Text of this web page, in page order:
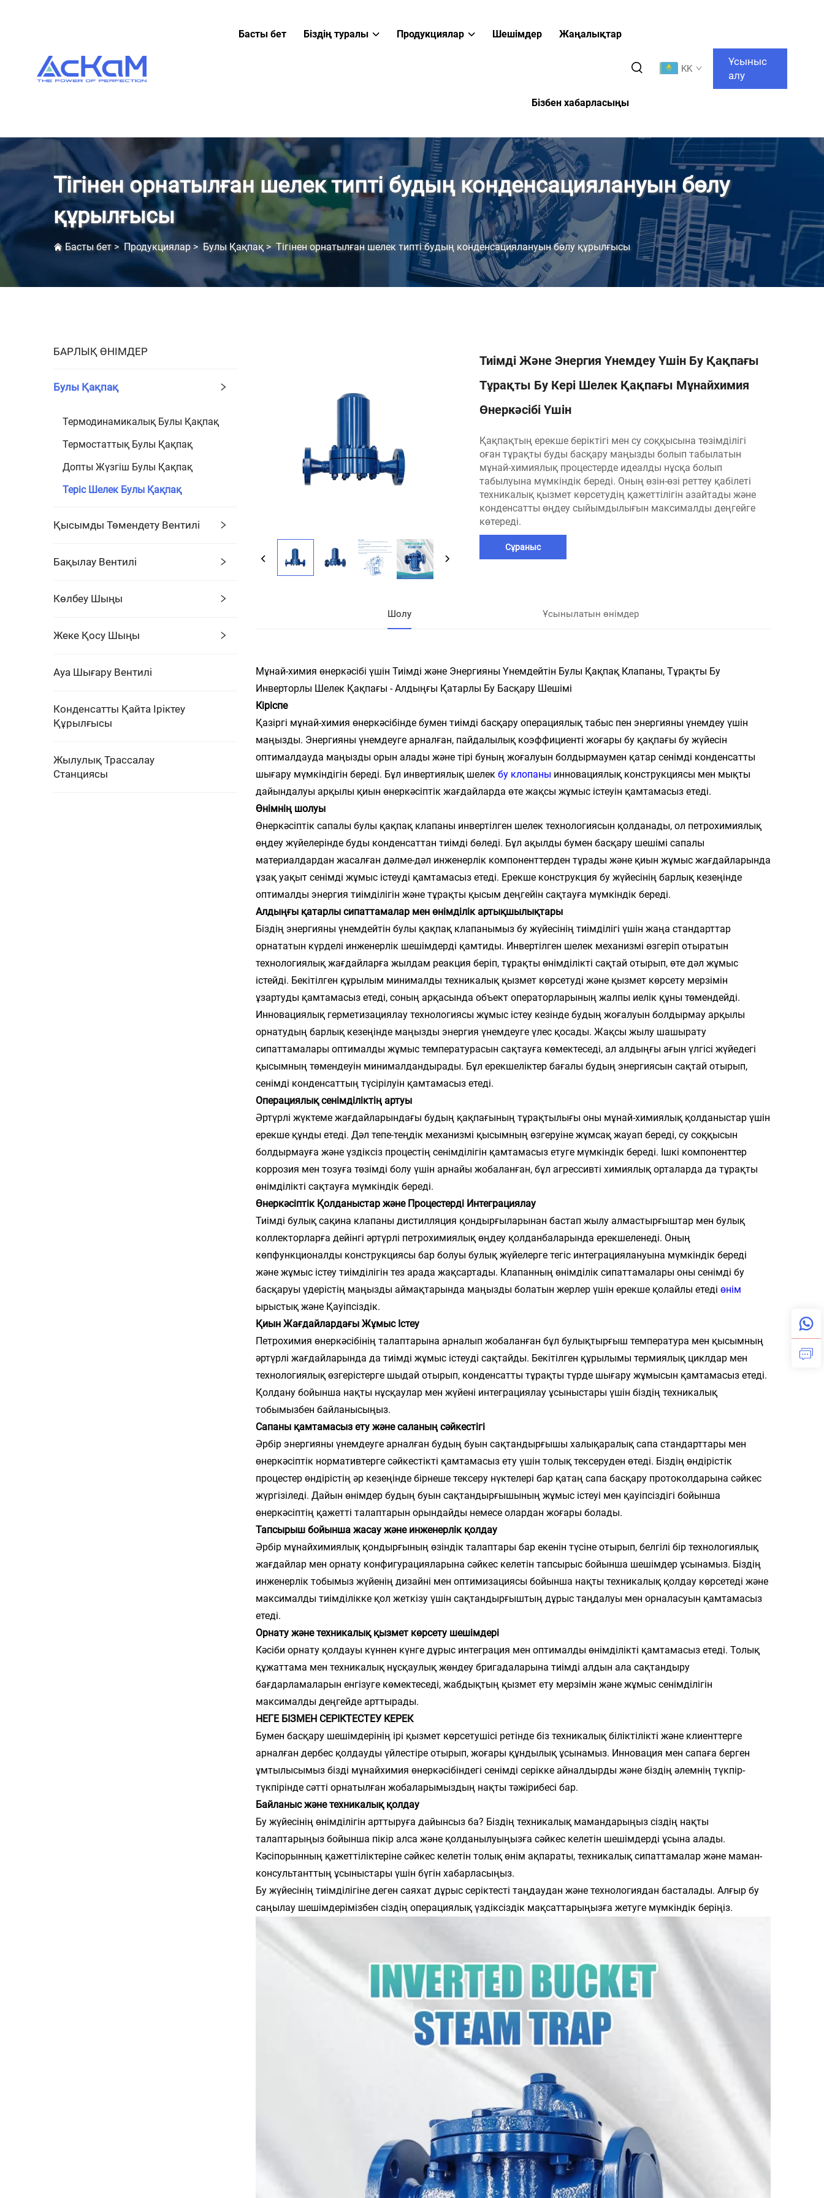
Басты бет Біздің туралы Продукциялар Шешімдер Жаңалықтар
Бізбен хабарласыңы
KK
Ұсыныс
алу
Тігінен орнатылған шелек типті будың конденсациялануын бөлу
құрылғысы
Басты бет > Продукциялар> Булы Қақпақ>Тігінен орнатылған шелек типті будың конденсациялануын бөлу құрылғысы
БАРЛЫҚ ӨНІМДЕР
Булы Қақпақ
Термодинамикалық Булы Қақпақ
Термостаттық Булы Қақпақ
Допты Жүзгіш Булы Қақпақ
Теріс Шелек Булы Қақпақ
Қысымды Төмендету Вентилі
Бақылау Вентилі
Көлбеу Шыңы
Жеке Қосу Шыңы
Ауа Шығару Вентилі
Конденсатты Қайта Іріктеу
Құрылғысы
Жылулық Трассалау
Станциясы
Тиімді Және Энергия Үнемдеу Үшін Бу Қақпағы
Тұрақты Бу Кері Шелек Қақпағы Мұнайхимия
Өнеркәсібі Үшін
Қақпақтың ерекше беріктігі мен су соққысына төзімділігі
оған тұрақты буды басқару маңызды болып табылатын
мұнай-химиялық процестерде идеалды нұсқа болып
табылуына мүмкіндік береді. Оның өзін-өзі реттеу қабілеті
техникалық қызмет көрсетудің қажеттілігін азайтады және
конденсатты өңдеу сыйымдылығын максималды деңгейге
көтереді.
Сұраныс
Шолу Ұсынылатын өнімдер
Мұнай-химия өнеркәсібі үшін Тиімді және Энергияны Үнемдейтін Булы Қақпақ Клапаны, Тұрақты Бу
Инверторлы Шелек Қақпағы - Алдыңғы Қатарлы Бу Басқару Шешімі
Кіріспе
Қазіргі мұнай-химия өнеркәсібінде бумен тиімді басқару операциялық табыс пен энергияны үнемдеу үшін
маңызды. Энергияны үнемдеуге арналған, пайдалылық коэффициенті жоғары бу қақпағы бу жүйесін
оптималдауда маңызды орын алады және тірі буның жоғалуын болдырмаумен қатар сенімді конденсатты
шығару мүмкіндігін береді. Бұл инвертиялық шелек бу клопаны инновациялық конструкциясы мен мықты
дайындалуы арқылы қиын өнеркәсіптік жағдайларда өте жақсы жұмыс істеуін қамтамасыз етеді.
Өнімнің шолуы
Өнеркәсіптік сапалы булы қақпақ клапаны инвертілген шелек технологиясын қолданады, ол петрохимиялық
өңдеу жүйелерінде буды конденсаттан тиімді бөледі. Бұл ақылды бумен басқару шешімі сапалы
материалдардан жасалған дәлме-дәл инженерлік компоненттерден тұрады және қиын жұмыс жағдайларында
ұзақ уақыт сенімді жұмыс істеуді қамтамасыз етеді. Ерекше конструкция бу жүйесінің барлық кезеңінде
оптималды энергия тиімділігін және тұрақты қысым деңгейін сақтауға мүмкіндік береді.
Алдыңғы қатарлы сипаттамалар мен өнімділік артықшылықтары
Біздің энергияны үнемдейтін булы қақпақ клапанымыз бу жүйесінің тиімділігі үшін жаңа стандарттар
орнататын күрделі инженерлік шешімдерді қамтиды. Инвертілген шелек механизмі өзгеріп отыратын
технологиялық жағдайларға жылдам реакция беріп, тұрақты өнімділікті сақтай отырып, өте дәл жұмыс
істейді. Бекітілген құрылым минималды техникалық қызмет көрсетуді және қызмет көрсету мерзімін
ұзартуды қамтамасыз етеді, соның арқасында объект операторларының жалпы иелік құны төмендейді.
Инновациялық герметизациялау технологиясы жұмыс істеу кезінде будың жоғалуын болдырмау арқылы
орнатудың барлық кезеңінде маңызды энергия үнемдеуге үлес қосады. Жақсы жылу шашырату
сипаттамалары оптималды жұмыс температурасын сақтауға көмектеседі, ал алдыңғы ағын үлгісі жүйедегі
қысымның төмендеуін минималдандырады. Бұл ерекшеліктер бағалы будың энергиясын сақтай отырып,
сенімді конденсаттың түсірілуін қамтамасыз етеді.
Операциялық сенімділіктің артуы
Әртүрлі жүктеме жағдайларындағы будың қақпағының тұрақтылығы оны мұнай-химиялық қолданыстар үшін
ерекше құнды етеді. Дәл тепе-теңдік механизмі қысымның өзгеруіне жұмсақ жауап береді, су соққысын
болдырмауға және үздіксіз процестің сенімділігін қамтамасыз етуге мүмкіндік береді. Ішкі компоненттер
коррозия мен тозуға төзімді болу үшін арнайы жобаланған, бұл агрессивті химиялық орталарда да тұрақты
өнімділікті сақтауға мүмкіндік береді.
Өнеркәсіптік Қолданыстар және Процестерді Интеграциялау
Тиімді булық сақина клапаны дистилляция қондырғыларынан бастап жылу алмастырғыштар мен булық
коллекторларға дейінгі әртүрлі петрохимиялық өңдеу қолданбаларында ерекшеленеді. Оның
көпфункционалды конструкциясы бар болуы булық жүйелерге тегіс интеграциялануына мүмкіндік береді
және жұмыс істеу тиімділігін тез арада жақсартады. Клапанның өнімділік сипаттамалары оны сенімді бу
басқаруы үдерістің маңызды аймақтарында маңызды болатын жерлер үшін ерекше қолайлы етеді өнім
ырыстық және Қауіпсіздік.
Қиын Жағдайлардағы Жұмыс Істеу
Петрохимия өнеркәсібінің талаптарына арналып жобаланған бұл булықтырғыш температура мен қысымның
әртүрлі жағдайларында да тиімді жұмыс істеуді сақтайды. Бекітілген құрылымы термиялық циклдар мен
технологиялық өзгерістерге шыдай отырып, конденсатты тұрақты түрде шығару жұмысын қамтамасыз етеді.
Қолдану бойынша нақты нұсқаулар мен жүйені интеграциялау ұсыныстары үшін біздің техникалық
тобымызбен байланысыңыз.
Сапаны қамтамасыз ету және саланың сәйкестігі
Әрбір энергияны үнемдеуге арналған будың буын сақтандырғышы халықаралық сапа стандарттары мен
өнеркәсіптік нормативтерге сәйкестікті қамтамасыз ету үшін толық тексеруден өтеді. Біздің өндірістік
процестер өндірістің әр кезеңінде бірнеше тексеру нүктелері бар қатаң сапа басқару протоколдарына сәйкес
жүргізіледі. Дайын өнімдер будың буын сақтандырғышының жұмыс істеуі мен қауіпсіздігі бойынша
өнеркәсіптің қажетті талаптарын орындайды немесе олардан жоғары болады.
Тапсырыш бойынша жасау және инженерлік қолдау
Әрбір мұнайхимиялық қондырғының өзіндік талаптары бар екенін түсіне отырып, белгілі бір технологиялық
жағдайлар мен орнату конфигурацияларына сәйкес келетін тапсырыс бойынша шешімдер ұсынамыз. Біздің
инженерлік тобымыз жүйенің дизайні мен оптимизациясы бойынша нақты техникалық қолдау көрсетеді және
максималды тиімділікке қол жеткізу үшін сақтандырғыштың дұрыс таңдалуы мен орналасуын қамтамасыз
етеді.
Орнату және техникалық қызмет көрсету шешімдері
Кәсіби орнату қолдауы күннен күнге дұрыс интеграция мен оптималды өнімділікті қамтамасыз етеді. Толық
құжаттама мен техникалық нұсқаулық жөндеу бригадаларына тиімді алдын ала сақтандыру
бағдарламаларын енгізуге көмектеседі, жабдықтың қызмет ету мерзімін және жұмыс сенімділігін
максималды деңгейде арттырады.
НЕГЕ БІЗМЕН СЕРІКТЕСТЕУ КЕРЕК
Бумен басқару шешімдерінің ірі қызмет көрсетушісі ретінде біз техникалық біліктілікті және клиенттерге
арналған дербес қолдауды үйлестіре отырып, жоғары құндылық ұсынамыз. Инновация мен сапаға берген
ұмтылысымыз бізді мұнайхимия өнеркәсібіндегі сенімді серікке айналдырды және біздің әлемнің түкпір-
түкпірінде сәтті орнатылған жобаларымыздың нақты тәжірибесі бар.
Байланыс және техникалық қолдау
Бу жүйесінің өнімділігін арттыруға дайынсыз ба? Біздің техникалық мамандарыңыз сіздің нақты
талаптарыңыз бойынша пікір алса және қолданылуыңызға сәйкес келетін шешімдерді ұсына алады.
Кәсіпорынның қажеттіліктеріне сәйкес келетін толық өнім ақпараты, техникалық сипаттамалар және маман-
консультанттың ұсыныстары үшін бүгін хабарласыңыз.
Бу жүйесінің тиімділігіне деген саяхат дұрыс серіктесті таңдаудан және технологиядан басталады. Алғыр бу
саңылау шешімдерімізбен сіздің операциялық үздіксіздік мақсаттарыңызға жетуге мүмкіндік беріңіз.